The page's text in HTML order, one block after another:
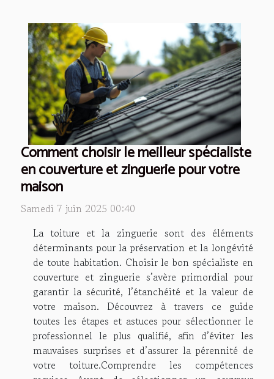
Comment choisir le meilleur spécialiste
en couverture et zinguerie pour votre
maison
Samedi 7 juin 2025 00:40
La toiture et la zinguerie sont des éléments
déterminants pour la préservation et la longévité
de toute habitation. Choisir le bon spécialiste en
couverture et zinguerie s’avère primordial pour
garantir la sécurité, l’étanchéité et la valeur de
votre maison. Découvrez à travers ce guide
toutes les étapes et astuces pour sélectionner le
professionnel le plus qualifié, afin d’éviter les
mauvaises surprises et d’assurer la pérennité de
votre toiture.Comprendre les compétences